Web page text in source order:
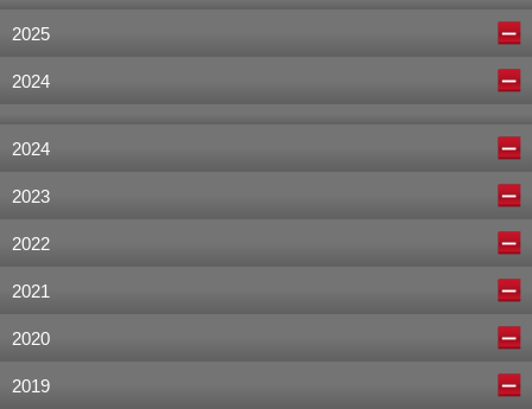
2025
2024
2024
2023
2022
2021
2020
2019